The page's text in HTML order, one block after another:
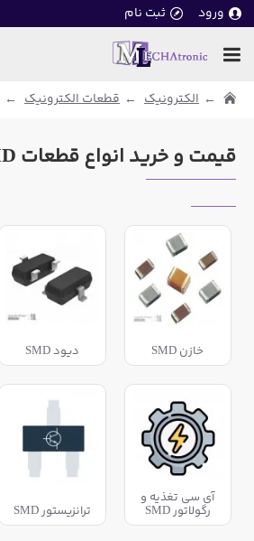
ورود ثبت نام
الکترونیک قطعات الکترونیک
قیمت و خرید انواع قطعات SMD
خازن SMD دیود SMD
آی سی تغذیه و
رگولاتور SMD ترانزیستور SMD